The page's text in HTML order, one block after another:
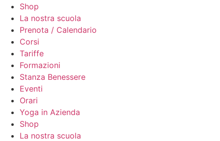
Shop
La nostra scuola
Prenota / Calendario
Corsi
Tariffe
Formazioni
Stanza Benessere
Eventi
Orari
Yoga in Azienda
Shop
La nostra scuola